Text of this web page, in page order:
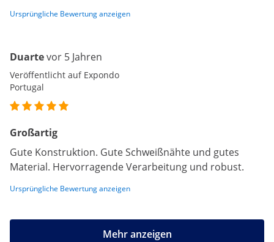
Ursprüngliche Bewertung anzeigen
Duartevor 5 Jahren
Veröffentlicht auf Expondo
Portugal
Großartig
Gute Konstruktion. Gute Schweißnähte und gutes
Material. Hervorragende Verarbeitung und robust.
Ursprüngliche Bewertung anzeigen
Mehr anzeigen